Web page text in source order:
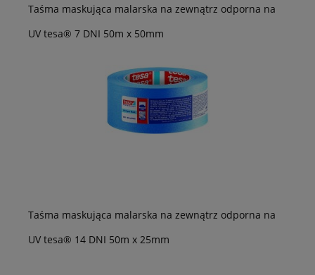
Taśma maskująca malarska na zewnątrz odporna na
UV tesa® 7 DNI 50m x 50mm
Taśma maskująca malarska na zewnątrz odporna na
UV tesa® 14 DNI 50m x 25mm